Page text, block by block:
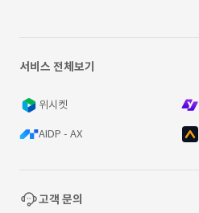
서비스 전체보기
위시켓
AIDP - AX
고객 문의